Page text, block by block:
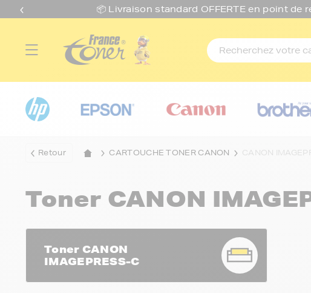
📦 Livraison standard OFFERTE en point de
Retour CARTOUCHE TONER CANON CANON
Toner CANON
Toner CANON
IMAGEPRESS-C